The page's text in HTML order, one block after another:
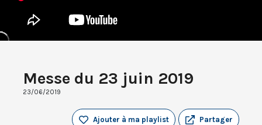
Messe du 23 juin 2019
23/06/2019
Partager
Ajouter à ma playlist